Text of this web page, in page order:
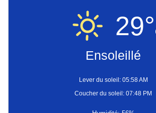
29°
Ensoleillé
Lever du soleil: 05:58 AM
Coucher du soleil: 07:48 PM